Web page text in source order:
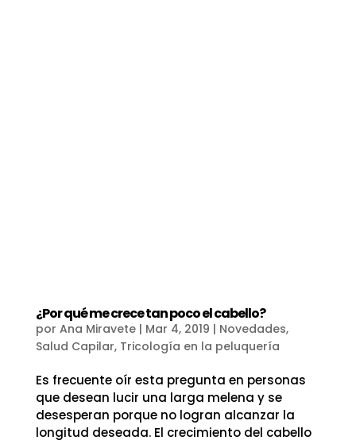
¿Por qué me crece tan poco el cabello?
por Ana Miravete| Mar 4, 2019 | Novedades,
Salud Capilar, Tricología en la peluquería
Es frecuente oír esta pregunta en personas
que desean lucir una larga melena y se
desesperan porque no logran alcanzar la
longitud deseada. El crecimiento del cabello